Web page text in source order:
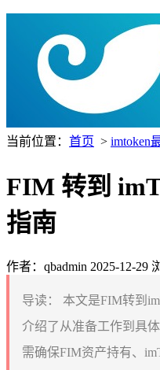
当前位置： 首页 > imtoken
FIM 转到
指南
作者：qbadmin 2025-12-29
导读：
本文是FIM转到
介绍了从准备工作到具
需确保FIM资产持有、